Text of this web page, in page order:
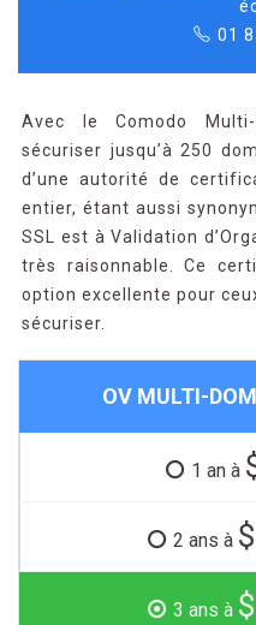
01
Avec le Comodo
sécuriser jusqu’à 250
d’une autorité de
entier, étant aussi
SSL est à Validation
très raisonnable. Ce
option excellente pour
sécuriser.
OV MULTI-
1 an à
2 ans à
3 ans à